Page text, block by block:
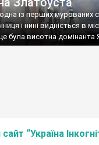
із перших мурованих
і нині видніється в
була висотна домінанта
“Україна